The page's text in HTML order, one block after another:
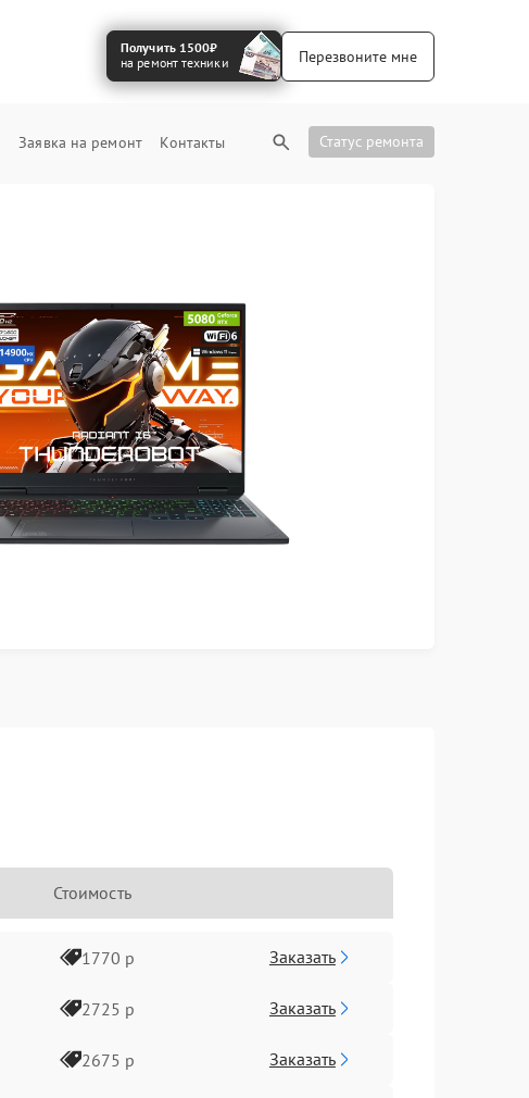
Получить 1500₽
на ремонт техники
Перезвоните мне
Заявка на ремонт Контакты Статус ремонта
Стоимость
1770 р Заказать
2725 р Заказать
2675 р Заказать